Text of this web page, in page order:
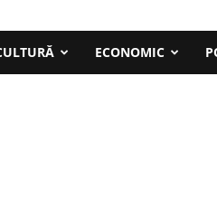
ECONOMIC